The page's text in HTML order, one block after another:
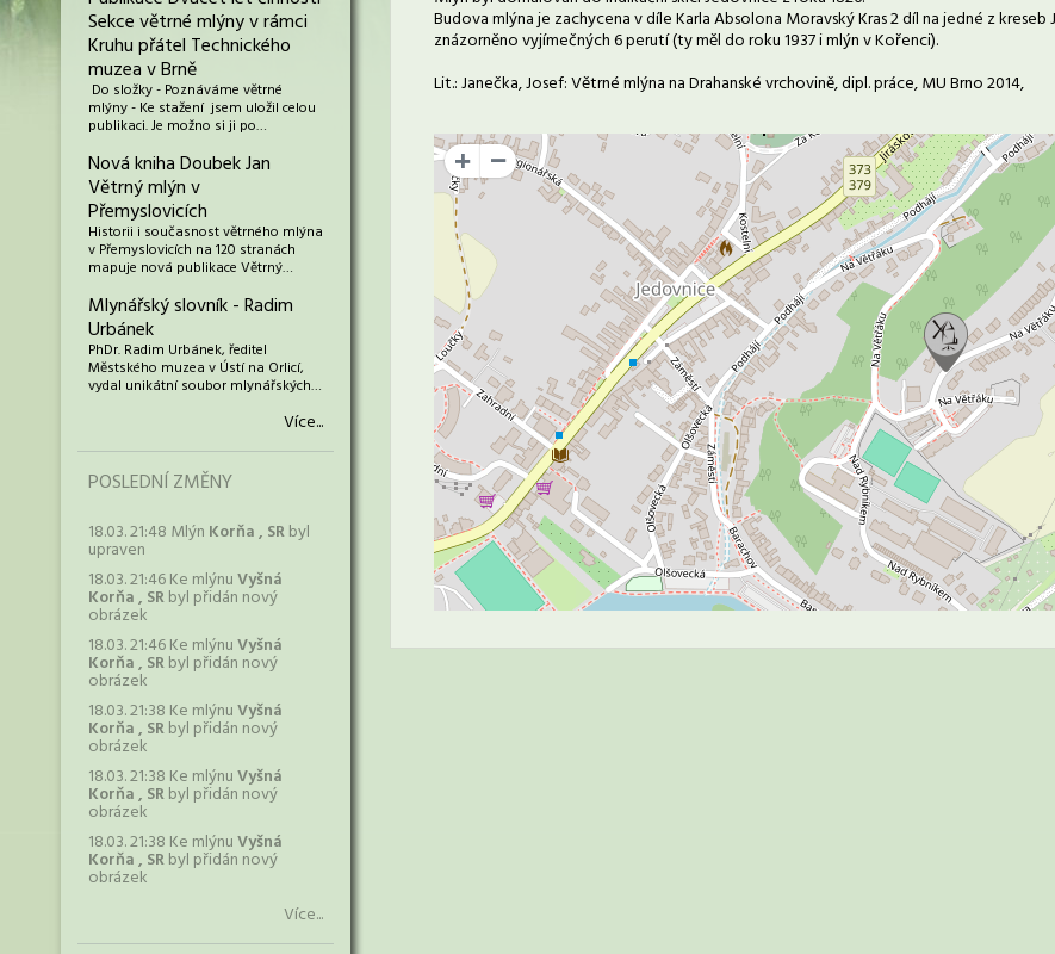
Sekce větrné mlýny v rámci
Kruhu přátel Technického
muzea v Brně
Do složky - Poznáváme větrné
mlýny - Ke stažení jsem uložil celou
publikaci. Je možno si ji po…
Nová kniha Doubek Jan
Větrný mlýn v
Přemyslovicích
Historii i současnost větrného mlýna
v Přemyslovicích na 120 stranách
mapuje nová publikace Větrný…
Mlynářský slovník - Radim
Urbánek
PhDr. Radim Urbánek, ředitel
Městského muzea v Ústí na Orlicí,
vydal unikátní soubor mlynářských…
Více...
POSLEDNÍ ZMĚNY
18.03. 21:48 Mlýn Korňa , SRbyl
upraven
18.03. 21:46 Ke mlýnuVyšná
Korňa , SRbyl přidán nový
obrázek
18.03. 21:46 Ke mlýnuVyšná
Korňa , SRbyl přidán nový
obrázek
18.03. 21:38 Ke mlýnuVyšná
Korňa , SRbyl přidán nový
obrázek
18.03. 21:38 Ke mlýnuVyšná
Korňa , SRbyl přidán nový
obrázek
18.03. 21:38 Ke mlýnuVyšná
Korňa , SRbyl přidán nový
obrázek
Více...
Budova mlýna je zachycena v díle Karla Absolona Moravský Kras 2 díl na jedné z kreseb
znázorněno vyjímečných 6 perutí (ty měl do roku 1937 i mlýn v Kořenci).
Lit.: Janečka, Josef: Větrné mlýna na Drahanské vrchovině, dipl. práce, MU Brno 2014,
+